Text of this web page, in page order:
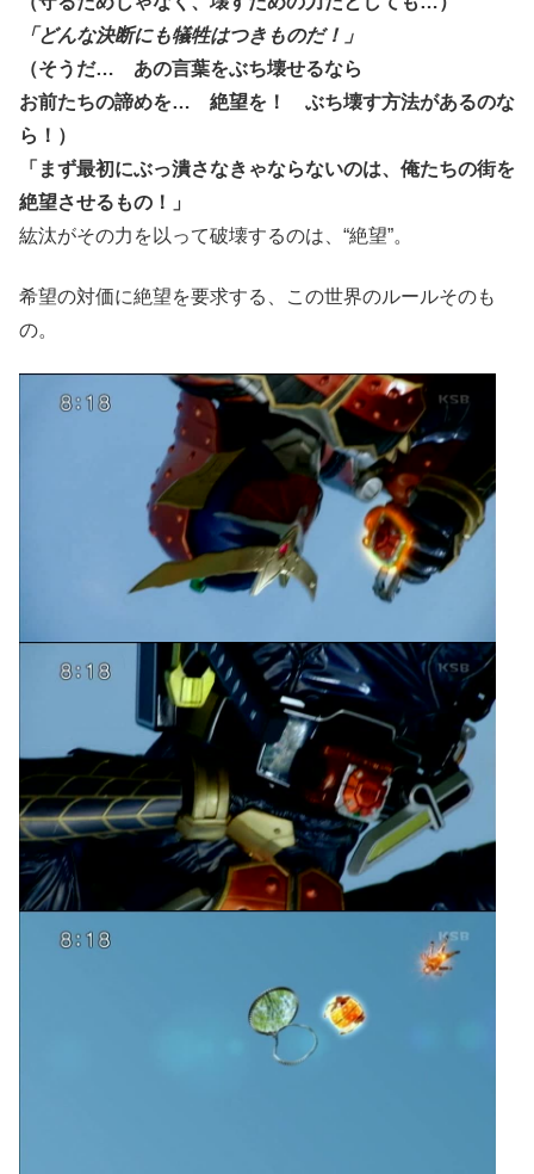
「どんな決断にも犠牲はつきものだ！」
（そうだ… あの言葉をぶち壊せるなら
お前たちの諦めを… 絶望を！ ぶち壊す方法があるのな
ら！）
「まず最初にぶっ潰さなきゃならないのは、俺たちの街を
絶望させるもの！」
紘汰がその力を以って破壊するのは、“絶望”。
希望の対価に絶望を要求する、この世界のルールそのも
の。